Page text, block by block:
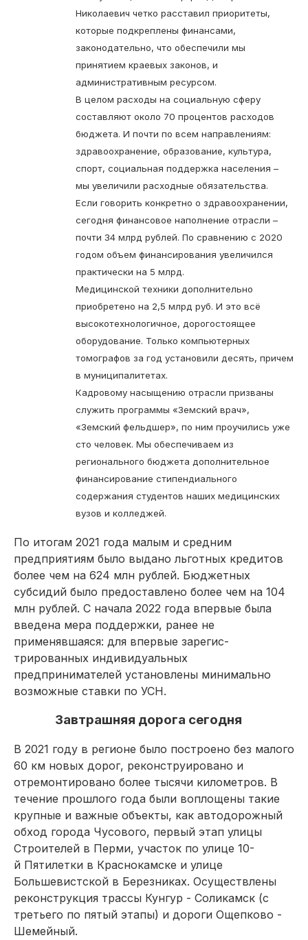
Николаевич четко расставил приоритеты,
которые подкреплены финансами,
законодательно, что обеспечили мы
принятием краевых законов, и
административным ресурсом.
В целом расходы на социальную сферу
составляют около 70 процентов расходов
бюджета. И почти по всем направлениям:
здравоохранение, образование, культура,
спорт, социальная поддержка населения –
мы увеличили расходные обязательства.
Если говорить конкретно о здравоохранении,
сегодня финансовое наполнение отрасли –
почти 34 млрд руб­лей. По сравнению с 2020
годом объем финансирования увеличился
практически на 5 млрд.
Медицинской техники дополнительно
приобретено на 2,5 млрд руб. И это всё
высокотехнологичное, дорогостоящее
оборудование. Только компьютерных
томографов за год установили десять, причем
в муниципалитетах.
Кадровому насыщению отрасли призваны
служить программы «Земский врач»,
«Земский фельдшер», по ним проучились уже
сто человек. Мы обеспечиваем из
регионального бюджета дополнительное
финансирование стипендиального
содержания студентов наших медицинских
вузов и колледжей.
По итогам 2021 года малым и средним
предприятиям было выдано льготных кредитов
более чем на 624 млн рублей. Бюджетных
субсидий было предоставлено более чем на 104
млн рублей. С начала 2022 года впервые была
введена мера поддержки, ранее не
применявшаяся: для впервые зарегис­
трированных индивидуальных
предпринимателей установлены минимально
возможные ставки по УСН.
Завтрашняя дорога сегодня
В 2021 году в регионе было построено без малого
60 км новых дорог, реконструировано и
отремонтировано более тысячи километров. В
течение прошлого года были воплощены такие
крупные и важные объекты, как автодорожный
обход города Чусового, первый этап улицы
Строителей в Перми, участок по улице 10-
й Пятилетки в Краснокамске и улице
Большевистской в Березниках. Осуществлены
реконструкция трассы Кунгур - Соликамск (с
третьего по пятый этапы) и дороги Ощепково -
Шемейный.